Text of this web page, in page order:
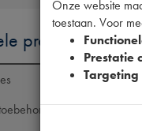
producten
Onze website
toestaan. Voor
Prestatie
Targeting